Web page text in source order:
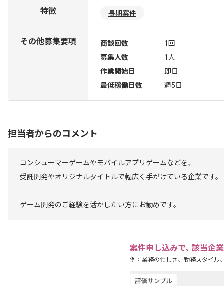
特徴 長期案件
その他募集要項 商談回数
1回
募集人数
1人
作業開始日
即日
最低稼働日数
週5日
担当者からのコメント
コンシューマーゲームやモバイルアプリゲームなどを、
受託開発やオリジナルタイトルで幅広く手がけている企業です。
ゲーム開発のご経験を活かしたい方にお勧めです。
案件申し込みで､ 該当企
例：業務の忙しさ、勤務スタイル